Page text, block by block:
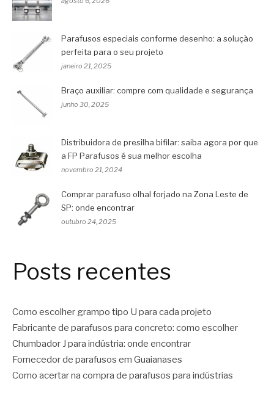
Parafusos especiais conforme desenho: a solução
perfeita para o seu projeto
janeiro 21, 2025
Braço auxiliar: compre com qualidade e segurança
junho 30, 2025
Distribuidora de presilha bifilar: saiba agora por que
a FP Parafusos é sua melhor escolha
novembro 21, 2024
Comprar parafuso olhal forjado na Zona Leste de
SP: onde encontrar
outubro 24, 2025
Posts recentes
Como escolher grampo tipo U para cada projeto
Fabricante de parafusos para concreto: como escolher
Chumbador J para indústria: onde encontrar
Fornecedor de parafusos em Guaianases
Como acertar na compra de parafusos para indústrias